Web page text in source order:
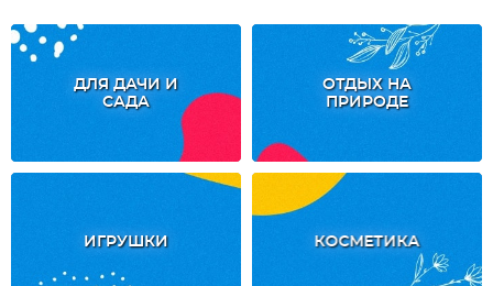
ДЛЯ ДАЧИ И
САДА
ОТДЫХ НА
ПРИРОДЕ
ИГРУШКИ КОСМЕТИКА